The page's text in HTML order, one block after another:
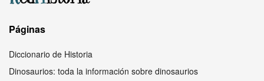
Páginas
Diccionario de Historia
Dinosaurios: toda la información sobre dinosaurios